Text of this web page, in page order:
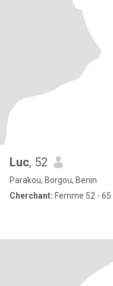
Luc, 52
Parakou, Borgou, Benin
Cherchant: Femme 52 - 65